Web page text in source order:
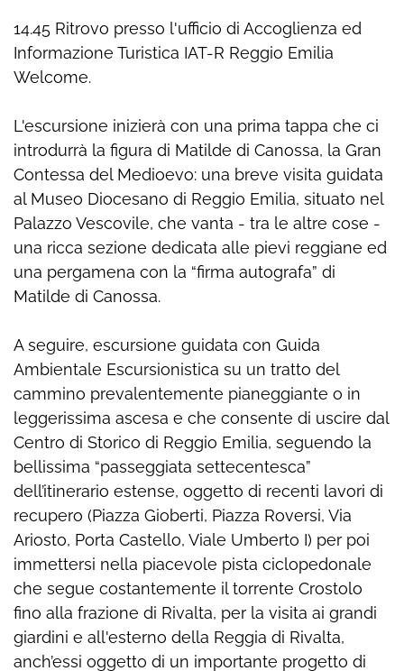
14.45 Ritrovo presso l'ufficio di Accoglienza ed
Informazione Turistica IAT-R Reggio Emilia
Welcome.
L'escursione inizierà con una prima tappa che ci
introdurrà la figura di Matilde di Canossa, la Gran
Contessa del Medioevo: una breve visita guidata
al Museo Diocesano di Reggio Emilia, situato nel
Palazzo Vescovile, che vanta - tra le altre cose -
una ricca sezione dedicata alle pievi reggiane ed
una pergamena con la “firma autografa” di
Matilde di Canossa.
A seguire, escursione guidata con Guida
Ambientale Escursionistica su un tratto del
cammino prevalentemente pianeggiante o in
leggerissima ascesa e che consente di uscire dal
Centro di Storico di Reggio Emilia, seguendo la
bellissima “passeggiata settecentesca”
dell’itinerario estense, oggetto di recenti lavori di
recupero (Piazza Gioberti, Piazza Roversi, Via
Ariosto, Porta Castello, Viale Umberto I) per poi
immettersi nella piacevole pista ciclopedonale
che segue costantemente il torrente Crostolo
fino alla frazione di Rivalta, per la visita ai grandi
giardini e all'esterno della Reggia di Rivalta,
anch’essi oggetto di un importante progetto di